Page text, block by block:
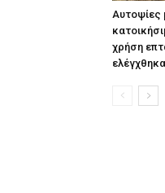
Αυτοψίες
χρήση